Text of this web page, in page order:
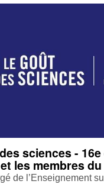
sciences -
les membres
de l’Enseignement